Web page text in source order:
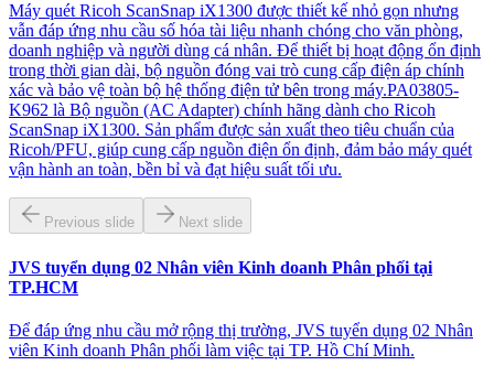
Máy quét Ricoh ScanSnap iX1300 được thiết kế nhỏ gọn nhưng
vẫn đáp ứng nhu cầu số hóa tài liệu nhanh chóng cho văn phòng,
doanh nghiệp và người dùng cá nhân. Để thiết bị hoạt động ổn định
trong thời gian dài, bộ nguồn đóng vai trò cung cấp điện áp chính
xác và bảo vệ toàn bộ hệ thống điện tử bên trong máy.PA03805-
K962 là Bộ nguồn (AC Adapter) chính hãng dành cho Ricoh
ScanSnap iX1300. Sản phẩm được sản xuất theo tiêu chuẩn của
Ricoh/PFU, giúp cung cấp nguồn điện ổn định, đảm bảo máy quét
vận hành an toàn, bền bỉ và đạt hiệu suất tối ưu.
Previous slide Next slide
JVS tuyển dụng 02 Nhân viên Kinh doanh Phân phối tại
TP.HCM
Để đáp ứng nhu cầu mở rộng thị trường, JVS tuyển dụng 02 Nhân
viên Kinh doanh Phân phối làm việc tại TP. Hồ Chí Minh.